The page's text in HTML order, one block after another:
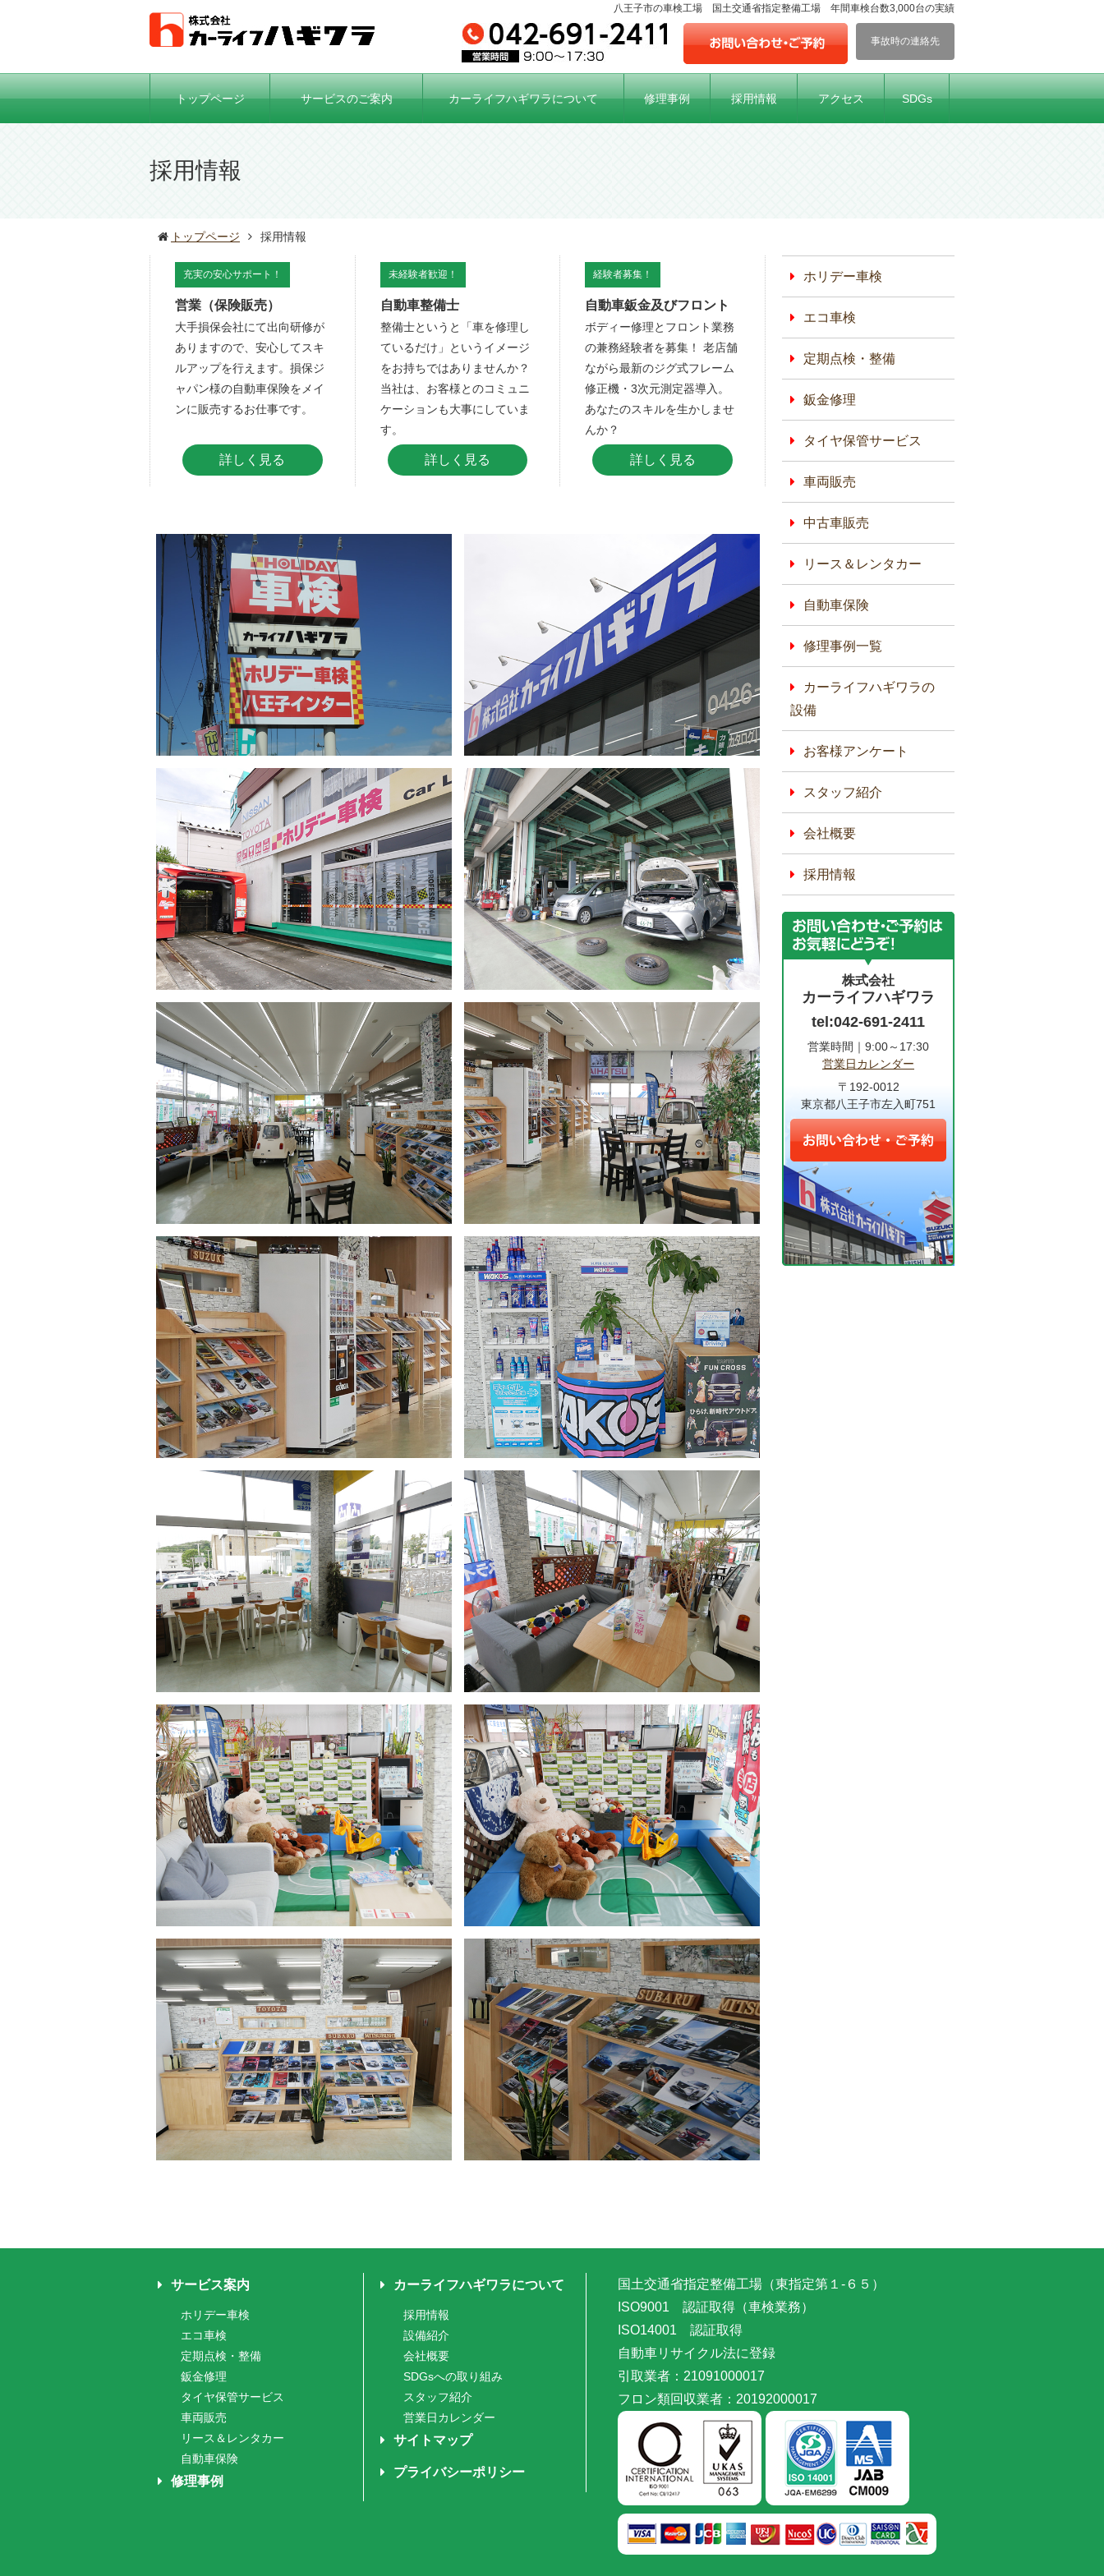
八王子市の車検工場 国土交通省指定整備工場 年間車検台数3,000台の実績
事故時の連絡先
トップページ サービスのご案内 カーライフハギワラについて 修理事例 採用情報 アクセス SDGs
採用情報
トップページ 採用情報
充実の安心サポート！
営業（保険販売）
大手損保会社にて出向研修が
ありますので、安心してスキ
ルアップを行えます。損保ジ
ャパン様の自動車保険をメイ
ンに販売するお仕事です。
詳しく見る
未経験者歓迎！
自動車整備士
整備士というと「車を修理し
ているだけ」というイメージ
をお持ちではありませんか？
当社は、お客様とのコミュニ
ケーションも大事にしていま
す。
詳しく見る
経験者募集！
自動車鈑金及びフロント
ボディー修理とフロント業務
の兼務経験者を募集！ 老店舗
ながら最新のジグ式フレーム
修正機・3次元測定器導入。
あなたのスキルを生かしませ
んか？
詳しく見る
ホリデー車検
エコ車検
定期点検・整備
鈑金修理
タイヤ保管サービス
車両販売
中古車販売
リース＆レンタカー
自動車保険
修理事例一覧
カーライフハギワラの
設備
お客様アンケート
スタッフ紹介
会社概要
採用情報
株式会社
カーライフハギワラ
tel:042-691-2411
営業時間｜9:00～17:30
営業日カレンダー
〒192-0012
東京都八王子市左入町751
サービス案内
ホリデー車検
エコ車検
定期点検・整備
鈑金修理
タイヤ保管サービス
車両販売
リース＆レンタカー
自動車保険
修理事例
カーライフハギワラについて
採用情報
設備紹介
会社概要
SDGsへの取り組み
スタッフ紹介
営業日カレンダー
サイトマップ
プライバシーポリシー
国土交通省指定整備工場（東指定第１-６５）
ISO9001 認証取得（車検業務）
ISO14001 認証取得
自動車リサイクル法に登録
引取業者：21091000017
フロン類回収業者：20192000017